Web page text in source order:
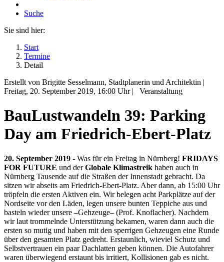
Suche
Sie sind hier:
Start
Termine
Detail
Erstellt von Brigitte Sesselmann, Stadtplanerin und Architektin |
Freitag, 20. September 2019, 16:00 Uhr | Veranstaltung
BauLustwandeln 39: Parking
Day am Friedrich-Ebert-Platz
20. September 2019 - Was für ein Freitag in Nürnberg! FRIDAYS
FOR FUTURE und derGlobale Klimastreik haben auch in
Nürnberg Tausende auf die Straßen der Innenstadt gebracht. Da
sitzen wir abseits am Friedrich-Ebert-Platz. Aber dann, ab 15:00 Uhr
tröpfeln die ersten Aktiven ein. Wir belegen acht Parkplätze auf der
Nordseite vor den Läden, legen unsere bunten Teppiche aus und
basteln wieder unsere –Gehzeuge– (Prof. Knoflacher). Nachdem
wir laut trommelnde Unterstützung bekamen, waren dann auch die
ersten so mutig und haben mit den sperrigen Gehzeugen eine Runde
über den gesamten Platz gedreht. Erstaunlich, wieviel Schutz und
Selbstvertrauen ein paar Dachlatten geben können. Die Autofahrer
waren überwiegend erstaunt bis irritiert, Kollisionen gab es nicht.